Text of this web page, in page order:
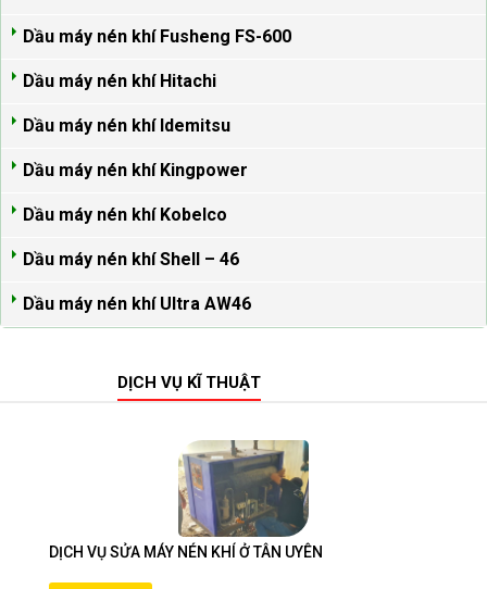
Dầu máy nén khí Fusheng FS-600
Dầu máy nén khí Hitachi
Dầu máy nén khí Idemitsu
Dầu máy nén khí Kingpower
Dầu máy nén khí Kobelco
Dầu máy nén khí Shell – 46
Dầu máy nén khí Ultra AW46
DỊCH VỤ KĨ THUẬT
DỊCH VỤ SỬA MÁY NÉN KHÍ Ở TÂN UYÊN